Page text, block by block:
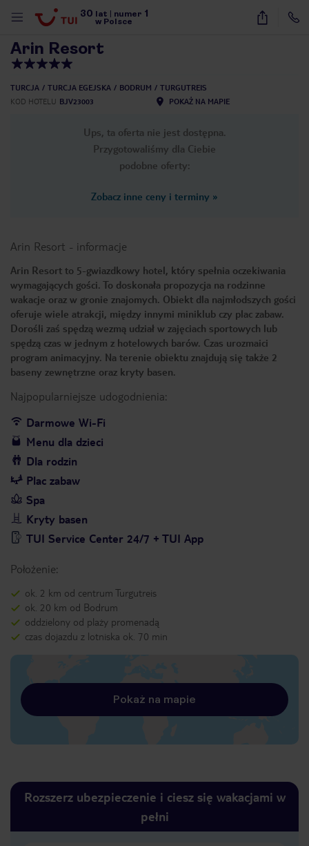
30 lat numer 1
w Polsce
51
Arin Resort
TURCJA TURCJA EGEJSKA BODRUM
TURGUTREIS
KOD HOTELU BJV23003 POKAŻ NA MAPIE
Ups, ta oferta nie jest dostępna.
Przygotowaliśmy dla Ciebie
podobne oferty:
Zobacz inne ceny i terminy »
Arin Resort - informacje
Arin Resort to 5-gwiazdkowy hotel, który spełnia oczekiwania
wymagających gości. To doskonała propozycja na rodzinne
wakacje oraz w gronie znajomych. Obiekt dla najmłodszych gości
oferuje wiele atrakcji, między innymi miniklub czy plac zabaw.
Dorośli zaś spędzą wezmą udział w zajęciach sportowych lub
spędzą czas w jednym z hotelowych barów. Czas urozmaici
program animacyjny. Na terenie obiektu znajdują się także 2
baseny zewnętrzne oraz kryty basen.
Najpopularniejsze udogodnienia:
Darmowe Wi-Fi
Menu dla dzieci
Dla rodzin
Plac zabaw
Spa
Kryty basen
TUI Service Center 24/7 + TUI App
Położenie:
ok. 2 km od centrum Turgutreis
ok. 20 km od Bodrum
oddzielony od plaży promenadą
czas dojazdu z lotniska ok. 70 min
Pokaż na mapie
Rozszerz ubezpieczenie i ciesz się wakacjami w
pełni